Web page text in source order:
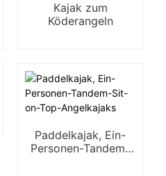
Kajak zum
Köderangeln
Paddelkajak, Ein-
Personen-Tandem-